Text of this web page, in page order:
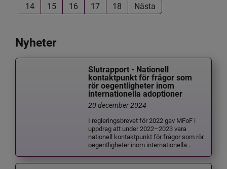
14
15 16 17 18 Nästa
Nyheter
Slutrapport - Nationell
kontaktpunkt för frågor som
rör oegentligheter inom
internationella adoptioner
20 december 2024
I regleringsbrevet för 2022 gav MFoF i
uppdrag att under 2022–2023 vara
nationell kontaktpunkt för frågor som rör
oegentligheter inom internationella...